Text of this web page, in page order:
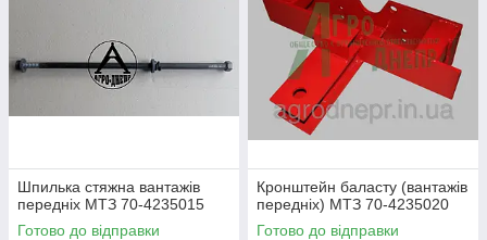
Шпилька стяжна вантажів
передніх МТЗ 70-4235015
Готово до відправки
Кронштейн баласту (вантажів
передніх) МТЗ 70-4235020
Готово до відправки